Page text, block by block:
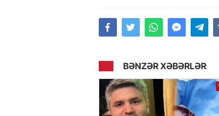
BƏNZƏR XƏBƏRLƏR